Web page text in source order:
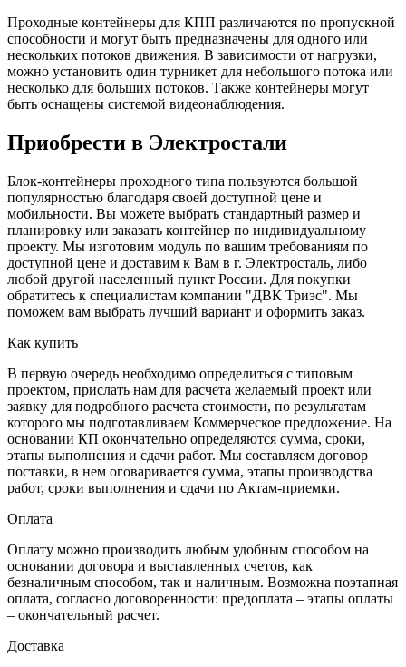
Проходные контейнеры для КПП различаются по пропускной
способности и могут быть предназначены для одного или
нескольких потоков движения. В зависимости от нагрузки,
можно установить один турникет для небольшого потока или
несколько для больших потоков. Также контейнеры могут
быть оснащены системой видеонаблюдения.
Приобрести в Электростали
Блок-контейнеры проходного типа пользуются большой
популярностью благодаря своей доступной цене и
мобильности. Вы можете выбрать стандартный размер и
планировку или заказать контейнер по индивидуальному
проекту. Мы изготовим модуль по вашим требованиям по
доступной цене и доставим к Вам в г. Электросталь, либо
любой другой населенный пункт России. Для покупки
обратитесь к специалистам компании "ДВК Триэс". Мы
поможем вам выбрать лучший вариант и оформить заказ.
Как купить
В первую очередь необходимо определиться с типовым
проектом, прислать нам для расчета желаемый проект или
заявку для подробного расчета стоимости, по результатам
которого мы подготавливаем Коммерческое предложение. На
основании КП окончательно определяются сумма, сроки,
этапы выполнения и сдачи работ. Мы составляем договор
поставки, в нем оговаривается сумма, этапы производства
работ, сроки выполнения и сдачи по Актам-приемки.
Оплата
Оплату можно производить любым удобным способом на
основании договора и выставленных счетов, как
безналичным способом, так и наличным. Возможна поэтапная
оплата, согласно договоренности: предоплата – этапы оплаты
– окончательный расчет.
Доставка